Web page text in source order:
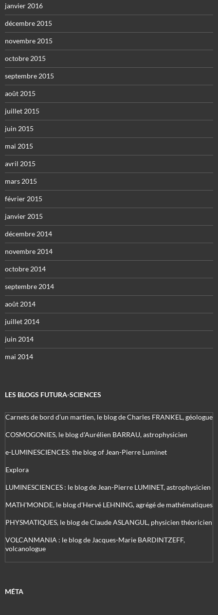
janvier 2016
décembre 2015
novembre 2015
octobre 2015
septembre 2015
août 2015
juillet 2015
juin 2015
mai 2015
avril 2015
mars 2015
février 2015
janvier 2015
décembre 2014
novembre 2014
octobre 2014
septembre 2014
août 2014
juillet 2014
juin 2014
mai 2014
LES BLOGS FUTURA-SCIENCES
Carnets de bord d’un martien, le blog de Charles FRANKEL, géologue
COSMOGONIES, le blog d'Aurélien BARRAU, astrophysicien
e-LUMINESCIENCES: the blog of Jean-Pierre Luminet
Explora
LUMINESCIENCES : le blog de Jean-Pierre LUMINET, astrophysicien
MATH'MONDE, le blog d'Hervé LEHNING, agrégé de mathématiques
PHYSMATIQUES, le blog de Claude ASLANGUL, physicien théoricien
VOLCANMANIA : le blog de Jacques-Marie BARDINTZEFF,
volcanologue
MÉTA